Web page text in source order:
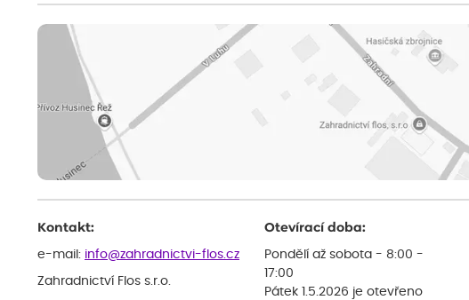
Kontakt:
e-mail: info@zahradnictvi-flos.cz
Zahradnictví Flos s.r.o.
Otevírací doba:
Pondělí až sobota - 8:00 -
17:00
Pátek 1.5.2026 je otevřeno